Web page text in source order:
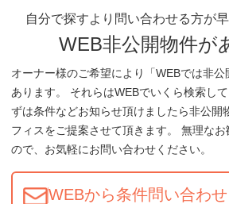
自分で探すより問い合わせる方が
WEB非公開物件が
オーナー様のご希望により「WEBでは非
あります。 それらはWEBでいくら検索し
ずは条件などお知らせ頂けましたら非公開
フィスをご提案させて頂きます。 無理な
ので、お気軽にお問い合わせください。
WEBから条件問い合わせ